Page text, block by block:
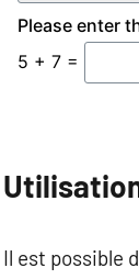
Il est possible